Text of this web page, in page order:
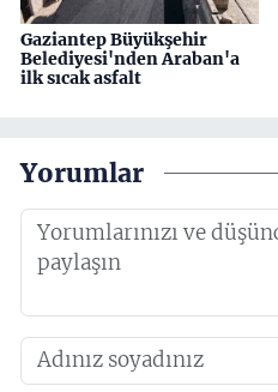
Gaziantep Büyükşehir
Belediyesi'nden Araban'a
ilk sıcak asfalt
Yorumlar